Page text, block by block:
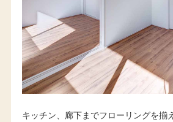
キッチン、廊下までフローリングを揃